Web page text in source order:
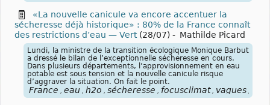
«La nouvelle canicule va encore accentuer la
sécheresse déjà historique» : 80% de la France connaît
des restrictions d’eau — Vert(28/07) - Mathilde Picard
Lundi, la ministre de la transition écologique Monique Barbut
a dressé le bilan de l’exceptionnelle sécheresse en cours.
Dans plusieurs départements, l’approvisionnement en eau
potable est sous tension et la nouvelle canicule risque
d’aggraver la situation. On fait le point.
France , eau , h2o , sécheresse , focusclimat , vagues ,